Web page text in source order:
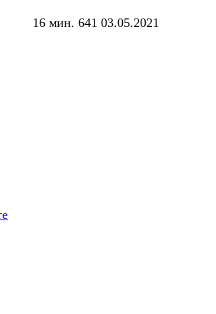
16 мин. 641 03.05.2021